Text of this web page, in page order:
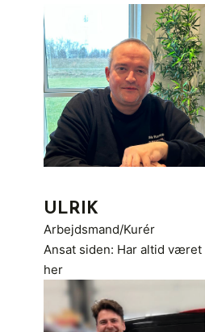
ULRIK
Arbejdsmand/Kurér
Ansat siden: Har altid været
her